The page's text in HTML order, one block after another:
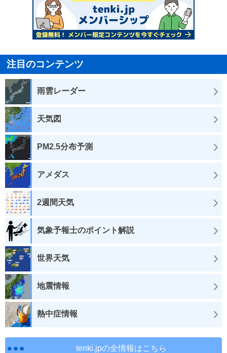
注目のコンテンツ
雨雲レーダー
天気図
PM2.5分布予測
アメダス
2週間天気
気象予報士のポイント解説
世界天気
地震情報
熱中症情報
tenki.jpの全情報はこちら